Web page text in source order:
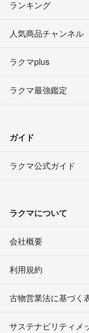
ランキング
人気商品チャンネル
ラクマplus
ラクマ最強鑑定
ガイド
ラクマ公式ガイド
ラクマについて
会社概要
利用規約
古物営業法に基づく
サステナビリティメ